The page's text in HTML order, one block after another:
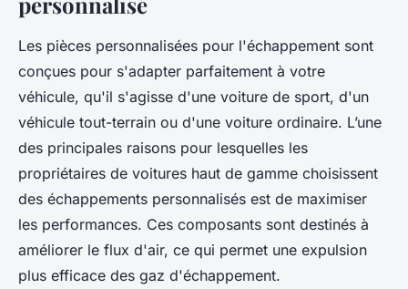
Les pièces personnalisées pour l'échappement sont
conçues pour s'adapter parfaitement à votre
véhicule, qu'il s'agisse d'une voiture de sport, d'un
véhicule tout-terrain ou d'une voiture ordinaire. L’une
des principales raisons pour lesquelles les
propriétaires de voitures haut de gamme choisissent
des échappements personnalisés est de maximiser
les performances. Ces composants sont destinés à
améliorer le flux d'air, ce qui permet une expulsion
plus efficace des gaz d'échappement.